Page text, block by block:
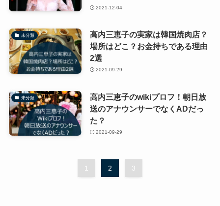
2021-12-04
未分類
高内三恵子の実家は韓国焼肉店？
場所はどこ？お金持ちである理由
2選
2021-09-29
未分類
高内三恵子のwikiプロフ！朝日放
送のアナウンサーでなくADだっ
た？
2021-09-29
1 2 3